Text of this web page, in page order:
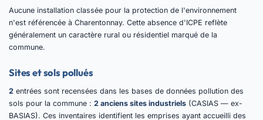
Aucune installation classée pour la protection de l'environnement
n'est référencée à Charentonnay. Cette absence d'ICPE reflète
généralement un caractère rural ou résidentiel marqué de la
commune.
Sites et sols pollués
2 entrées sont recensées dans les bases de données pollution des
sols pour la commune : 2 anciens sites industriels (CASIAS — ex-
BASIAS). Ces inventaires identifient les emprises ayant accueilli des